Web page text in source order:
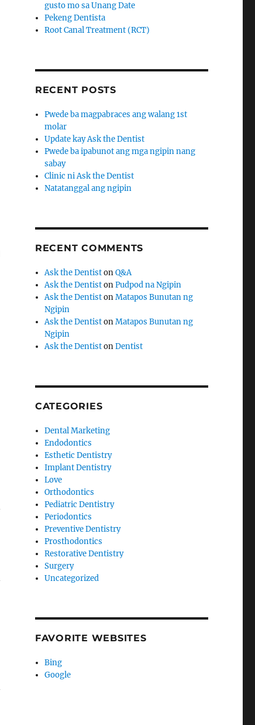
gusto mo sa Unang Date
Pekeng Dentista
Root Canal Treatment (RCT)
RECENT POSTS
Pwede ba magpabraces ang walang 1st
molar
Update kay Ask the Dentist
Pwede ba ipabunot ang mga ngipin nang
sabay
Clinic ni Ask the Dentist
Natatanggal ang ngipin
RECENT COMMENTS
Ask the DentistonQ&A
Ask the DentistonPudpod na Ngipin
Ask the DentistonMatapos Bunutan ng
Ngipin
Ask the DentistonMatapos Bunutan ng
Ngipin
Ask the DentistonDentist
CATEGORIES
Dental Marketing
Endodontics
Esthetic Dentistry
Implant Dentistry
Love
Orthodontics
Pediatric Dentistry
Periodontics
Preventive Dentistry
Prosthodontics
Restorative Dentistry
Surgery
Uncategorized
FAVORITE WEBSITES
Bing
Google